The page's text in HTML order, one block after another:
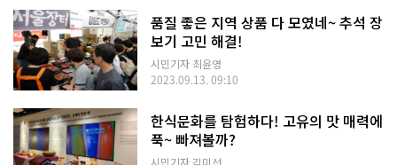
품질 좋은 지역 상품 다 모였네~ 추석 장
보기 고민 해결!
시민기자 최윤영
2023.09.13. 09:10
한식문화를 탐험하다! 고유의 맛 매력에
푹~ 빠져볼까?
시민기자 김미선